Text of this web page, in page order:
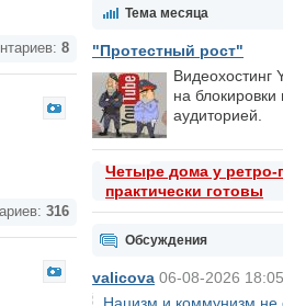
Тема месяца
"Протестный рост"
Видеохостинг
на
аудиторией.
Четыре дома у ретро-
практически готовы
Обсуждения
valicova 06-08-2026 18:05
8
316